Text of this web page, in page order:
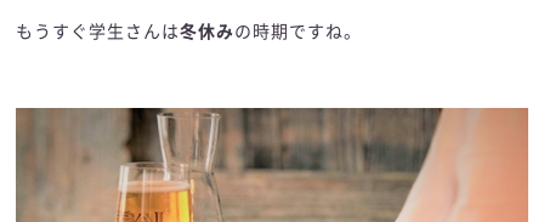
もうすぐ学生さんは冬休みの時期ですね。